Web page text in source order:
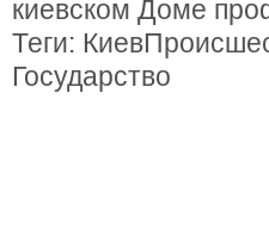
киевском Доме
Теги:
Государство